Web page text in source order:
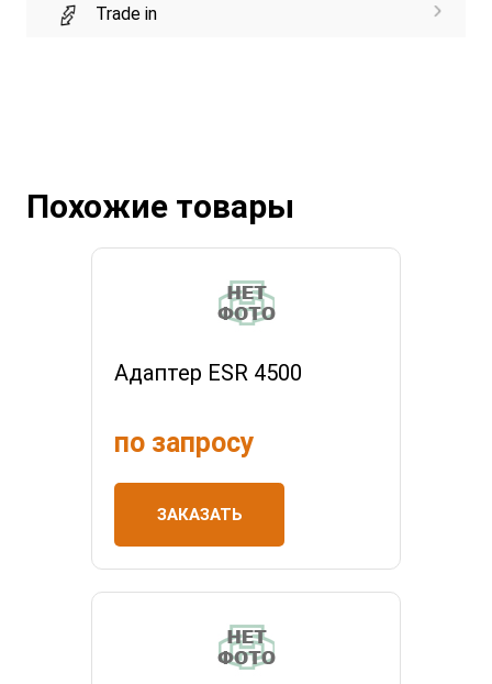
Trade in
Похожие товары
Адаптер ESR 4500
по запросу
ЗАКАЗАТЬ